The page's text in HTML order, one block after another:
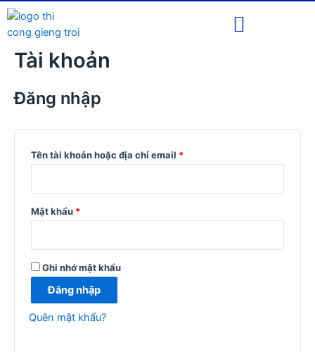
Tài khoản
Đăng nhập
Tên tài khoản hoặc địa chỉ email *
Mật khẩu *
Ghi nhớ mật khẩu
Đăng nhập
Quên mật khẩu?